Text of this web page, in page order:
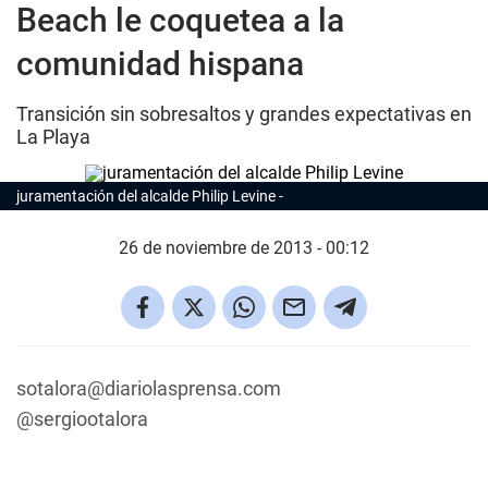
Beach le coquetea a la
comunidad hispana
Transición sin sobresaltos y grandes expectativas en
La Playa
juramentación del alcalde Philip Levine
26 de noviembre de 2013 - 00:12
sotalora@diariolasprensa.com
@sergiootalora